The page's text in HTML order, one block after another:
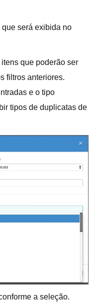
será exibida no
que poderão ser
filtros anteriores.
e o tipo
tipos de duplicatas de
a seleção.